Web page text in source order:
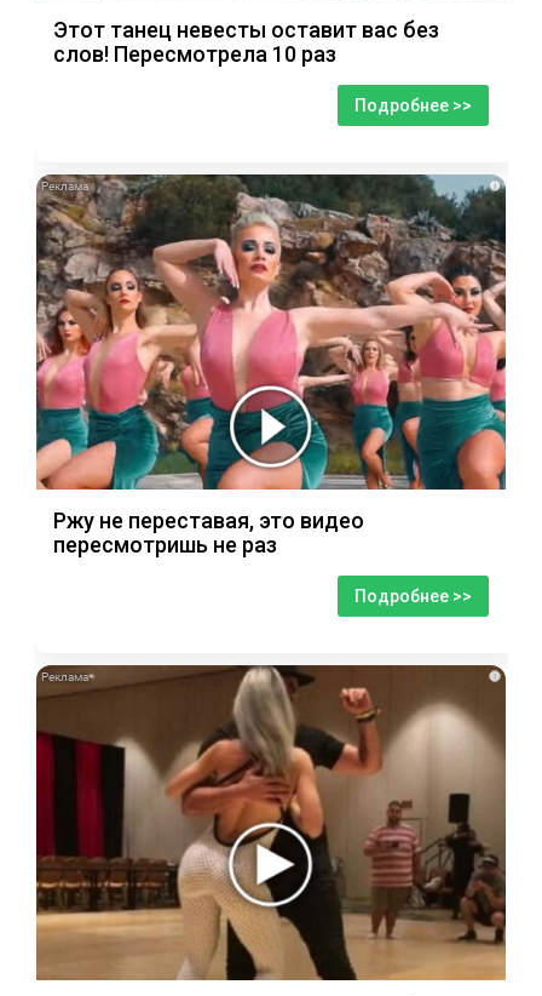
Этот танец невесты оставит вас без
слов! Пересмотрела 10 раз
Подробнее >>
i
Ржу не переставая, это видео
пересмотришь не раз
Подробнее >>
i